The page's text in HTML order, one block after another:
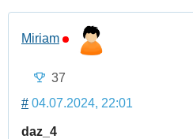
Miriam
37
# 04.07.2024, 22:01
daz_4